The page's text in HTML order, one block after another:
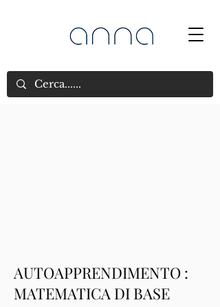
AUTOAPPRENDIMENTO :
MATEMATICA DI BASE